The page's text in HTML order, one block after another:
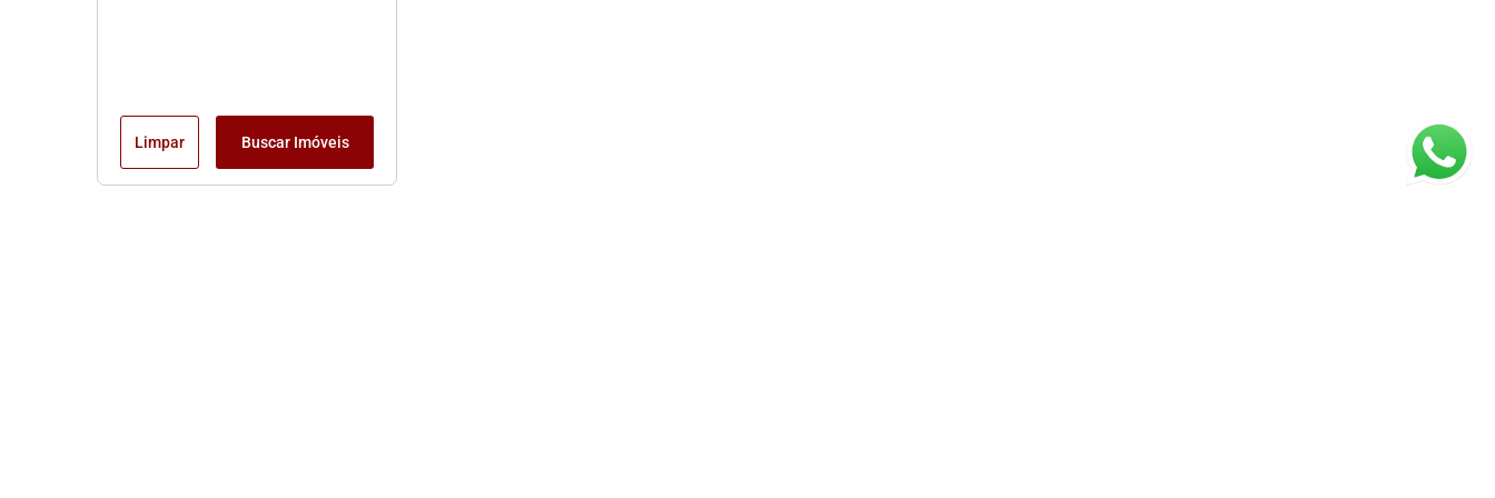
Limpar Buscar Imóveis